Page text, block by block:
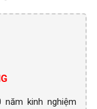
kinh nghiệm